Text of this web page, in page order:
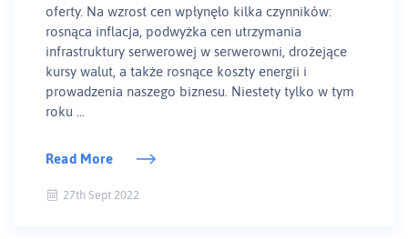
oferty. Na wzrost cen wpłynęło kilka czynników:
rosnąca inflacja, podwyżka cen utrzymania
infrastruktury serwerowej w serwerowni, drożejące
kursy walut, a także rosnące koszty energii i
prowadzenia naszego biznesu. Niestety tylko w tym
roku ...
Read More
27th Sept 2022